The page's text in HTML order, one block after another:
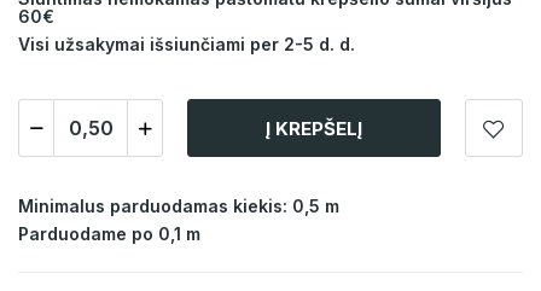
60€
Visi užsakymai išsiunčiami per 2-5 d. d.
Į KREPŠELĮ
Minimalus parduodamas kiekis: 0,5 m
Parduodame po 0,1 m